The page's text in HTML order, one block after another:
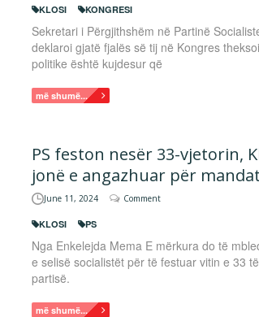
KLOSI KONGRESI
Sekretari i Përgjithshëm në Partinë
deklaroi gjatë fjalës së tij në Kongres
politike është kujdesur që
më shumë...
PS feston nesër 33-vjetorin,
jonë e angazhuar për
June 11, 2024 Comment
KLOSI PS
Nga Enkelejda Mema E mërkura do të
e selisë socialistët për të festuar vitin e 33
partisë.
më shumë...